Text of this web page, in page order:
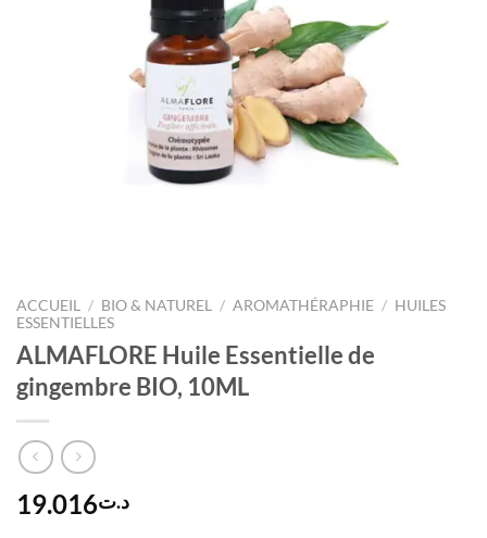
ACCUEIL / BIO & NATUREL / AROMATHÉRAPHIE / HUILES
ESSENTIELLES
ALMAFLORE Huile Essentielle de
gingembre BIO, 10ML
د.ت19.016